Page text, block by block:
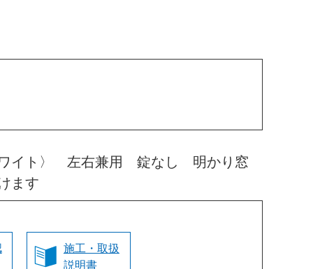
イト〉 左右兼用 錠なし 明かり窓
ます
施工・取扱
説明書